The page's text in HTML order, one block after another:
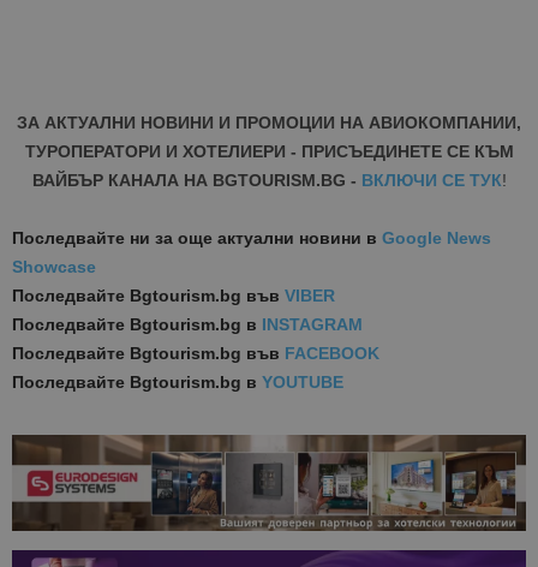
ЗА АКТУАЛНИ НОВИНИ И ПРОМОЦИИ НА АВИОКОМПАНИИ,
ТУРОПЕРАТОРИ И ХОТЕЛИЕРИ - ПРИСЪЕДИНЕТЕ СЕ КЪМ
ВАЙБЪР КАНАЛА НА BGTOURISM.BG - ВКЛЮЧИ СЕ ТУК!
Последвайте ни за още актуални новини в Google News
Showcase
Последвайте Bgtourism.bg във VIBER
Последвайте Bgtourism.bg в INSTAGRAM
Последвайте Bgtourism.bg във FACEBOOK
Последвайте Bgtourism.bg в YOUTUBE